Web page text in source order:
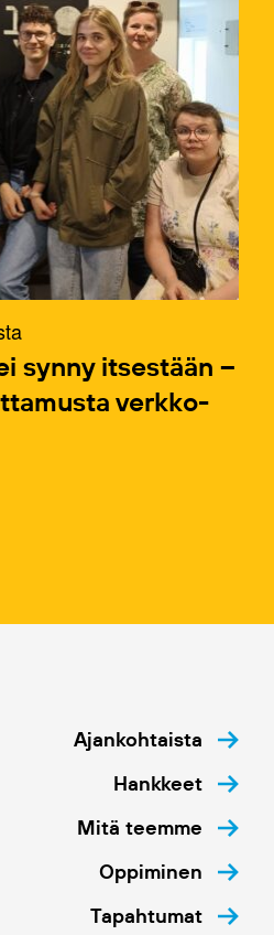
synny itsestään –
verkko-
Ajankohtaista
Hankkeet
Mitä teemme
Oppiminen
Tapahtumat